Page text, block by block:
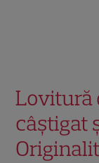
Lovitură
câștigat